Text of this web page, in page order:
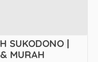
SUKODONO |
MURAH